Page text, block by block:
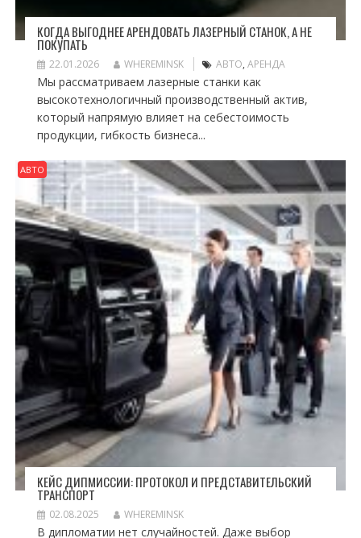
КОГДА ВЫГОДНЕЕ АРЕНДОВАТЬ ЛАЗЕРНЫЙ СТАНОК, А НЕ
ПОКУПАТЬ
22.01.2026 WHEREMINSK АВТО, АРЕНДА
Мы рассматриваем лазерные станки как
высокотехнологичный производственный актив,
который напрямую влияет на себестоимость
продукции, гибкость бизнеса...
АВТО
КЕЙС ДИПМИССИИ: ПРОТОКОЛ И ПРЕДСТАВИТЕЛЬСКИЙ
ТРАНСПОРТ
02.08.2025 WHEREMINSK
В дипломатии нет случайностей. Даже выбор